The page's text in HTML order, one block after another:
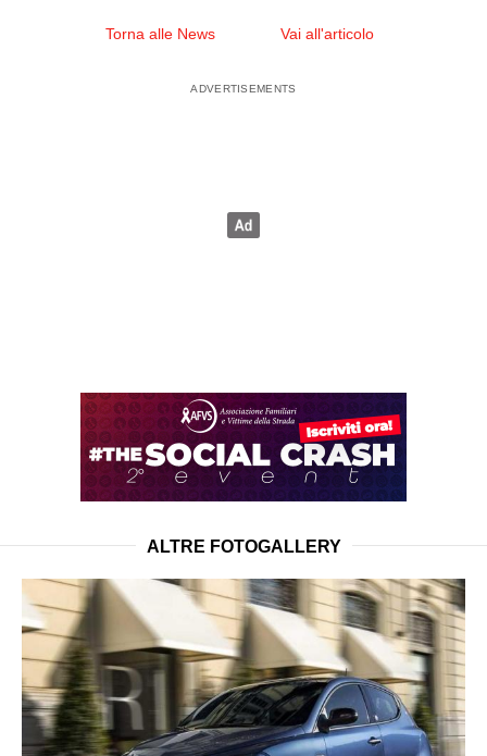
Torna alle News Vai all'articolo
ALTRE FOTOGALLERY